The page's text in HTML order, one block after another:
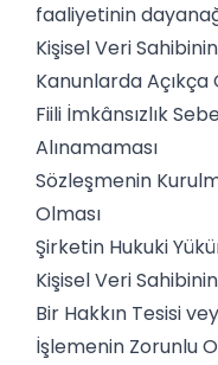
faaliyetinin
Kişisel Veri Sahibinin
Kanunlarda
Fiili İmkânsızlık
Alınamaması
Sözleşmenin
Olması
Şirketin Hukuki
Kişisel Veri
Bir Hakkın Tesisi
İşlemenin Zorunlu